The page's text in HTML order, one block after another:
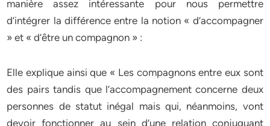
manière assez intéressante pour nous permettre
d’intégrer la différence entre la notion « d’accompagner
» et « d’être un compagnon » :
Elle explique ainsi que « Les compagnons entre eux sont
des pairs tandis que l’accompagnement concerne deux
personnes de statut inégal mais qui, néanmoins, vont
devoir fonctionner au sein d’une relation conjuguant